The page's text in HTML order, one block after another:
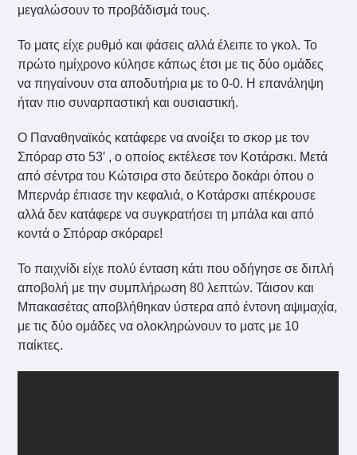
μεγαλώσουν το προβάδισμά τους.
Το ματς είχε ρυθμό και φάσεις αλλά έλειπε το γκολ. Το
πρώτο ημίχρονο κύλησε κάπως έτσι με τις δύο ομάδες
να πηγαίνουν στα αποδυτήρια με το 0-0. Η επανάληψη
ήταν πιο συναρπαστική και ουσιαστική.
Ο Παναθηναϊκός κατάφερε να ανοίξει το σκορ με τον
Σπόραρ στο 53′ , ο οποίος εκτέλεσε τον Κοτάρσκι. Μετά
από σέντρα του Κώτσιρα στο δεύτερο δοκάρι όπου ο
Μπερνάρ έπιασε την κεφαλιά, ο Κοτάρσκι απέκρουσε
αλλά δεν κατάφερε να συγκρατήσει τη μπάλα και από
κοντά ο Σπόραρ σκόραρε!
Το παιχνίδι είχε πολύ ένταση κάτι που οδήγησε σε διπλή
αποβολή με την συμπλήρωση 80 λεπτών. Τάισον και
Μπακασέτας αποβλήθηκαν ύστερα από έντονη αψιμαχία,
με τις δύο ομάδες να ολοκληρώνουν το ματς με 10
παίκτες.